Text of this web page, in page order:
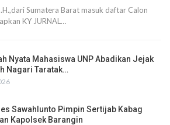
Sumatera Barat masuk daftar Calon
KY JURNAL…
Nyata Mahasiswa UNP Abadikan Jejak
Nagari Taratak…
Sawahlunto Pimpin Sertijab Kabag
Kapolsek Barangin